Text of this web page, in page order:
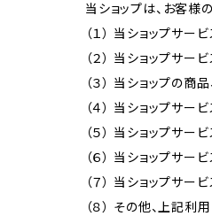
当ショップは、お客様
（１） 当ショップサー
（２） 当ショップサ
（３） 当ショップの商
（４） 当ショップサ
（５） 当ショップサ
（６） 当ショップサ
（７） 当ショップサ
（８） その他、上記